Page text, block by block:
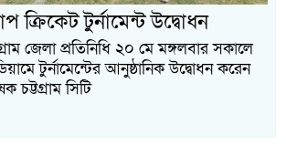
ক্রিকেট টুর্নামেন্ট উদ্বোধন
জেলা প্রতিনিধি ২০ মে মঙ্গলবার সকালে
টুর্নামেন্টের আনুষ্ঠানিক উদ্বোধন করেন
চট্টগ্রাম সিটি